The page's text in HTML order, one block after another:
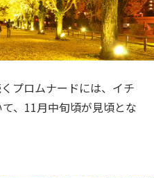
プロムナードには、イチ
、11月中旬頃が見頃とな